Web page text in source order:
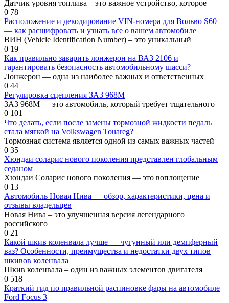
Датчик уровня топлива – это важное устройство, которое
0 78
Расположение и декодирование VIN-номера для Вольво S60
— как расшифровать и узнать все о вашем автомобиле
ВИН (Vehicle Identification Number) – это уникальный
0 19
Как правильно заварить лонжерон на ВАЗ 2106 и
гарантировать безопасность автомобильному шасси?
Лонжерон — одна из наиболее важных и ответственных
0 44
Регулировка сцепления ЗАЗ 968М
ЗАЗ 968М — это автомобиль, который требует тщательного
0 101
Что делать, если после замены тормозной жидкости педаль
стала мягкой на Volkswagen Touareg?
Тормозная система является одной из самых важных частей
0 35
Хюндаи соларис нового поколения представлен глобальным
седаном
Хюндаи Соларис нового поколения — это воплощение
0 13
Автомобиль Новая Нива — обзор, характеристики, цена и
отзывы владельцев
Новая Нива – это улучшенная версия легендарного
российского
0 21
Какой шкив коленвала лучше — чугунный или демпферный
ваз? Особенности, преимущества и недостатки двух типов
шкивов коленвала
Шкив коленвала – один из важных элементов двигателя
0 518
Краткий гид по правильной распиновке фары на автомобиле
Ford Focus 3